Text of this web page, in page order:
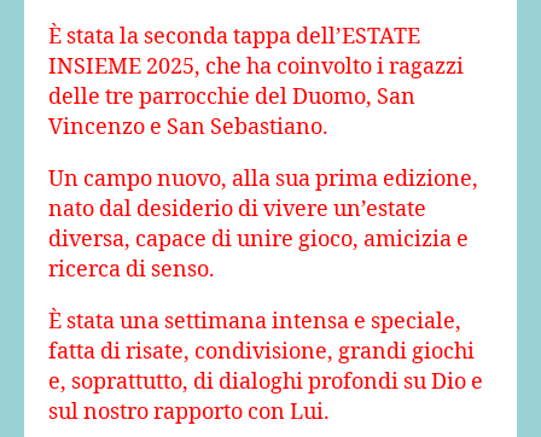
È stata la seconda tappa dell’ESTATE
INSIEME 2025, che ha coinvolto i ragazzi
delle tre parrocchie del Duomo, San
Vincenzo e San Sebastiano.
Un campo nuovo, alla sua prima edizione,
nato dal desiderio di vivere un’estate
diversa, capace di unire gioco, amicizia e
ricerca di senso.
È stata una settimana intensa e speciale,
fatta di risate, condivisione, grandi giochi
e, soprattutto, di dialoghi profondi su Dio e
sul nostro rapporto con Lui.